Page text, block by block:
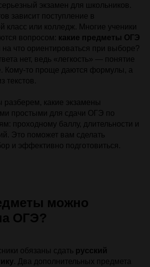
экзамен для школьников.
зависит поступление в
класс или колледж. Многие ученики
вопросом: какие предметы ОГЭ
на что ориентироваться при выборе?
нет, ведь «легкость» — понятие
Кому-то проще даются формулы, а
текстов.
разберем, какие экзамены
простыми для сдачи ОГЭ по
проходному баллу, длительности и
Это поможет вам сделать
и эффективно подготовиться.
можно
ОГЭ?
обязаны сдать русский
. Два дополнительных предмета